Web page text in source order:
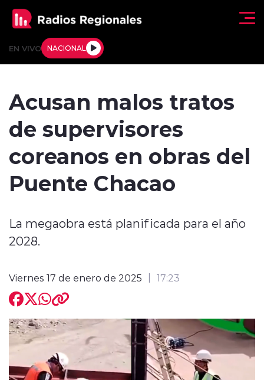
EN VIVO NACIONAL
Tendencias
Regiones al Aire
modo claro
Acusan malos tratos
de supervisores
coreanos en obras del
Puente Chacao
La megaobra está planificada para el año
2028.
Viernes 17 de enero de 2025 17:23